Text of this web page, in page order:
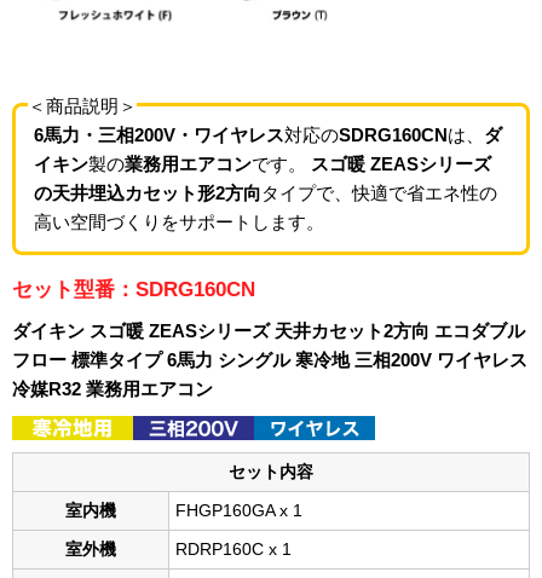
＜商品説明＞
6馬力・三相200V・ワイヤレス対応のSDRG160CNは、 ダ
イキン製の業務用エアコンです。
スゴ暖 ZEASシリーズ
の天井埋込カセット形2方向タイプで、快適で省エネ性の
高い空間づくりをサポートします。
セット型番：SDRG160CN
ダイキン スゴ暖 ZEASシリーズ 天井カセット2方向 エコダブル
フロー 標準タイプ 6馬力 シングル 寒冷地 三相200V ワイヤレス
冷媒R32 業務用エアコン
セット内容
室内機 FHGP160GA x 1
室外機 RDRP160C x 1